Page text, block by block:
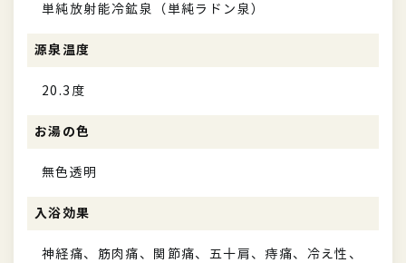
単純放射能冷鉱泉（単純ラドン泉）
源泉温度
20.3度
お湯の色
無色透明
入浴効果
神経痛、筋肉痛、関節痛、五十肩、痔痛、冷え性、